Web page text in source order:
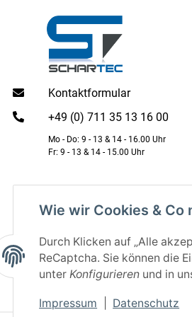
Wie wir Cookies & Co
Durch Klicken auf „Alle
ReCaptcha. Sie können die
unterKonfigurieren und in
Impressum Datenschutz
Kontaktformular
+49 (0) 711 35 13 16 00
Mo - Do: 9 - 13 & 14 - 16.00 Uhr
Fr: 9 - 13 & 14 - 15.00 Uhr